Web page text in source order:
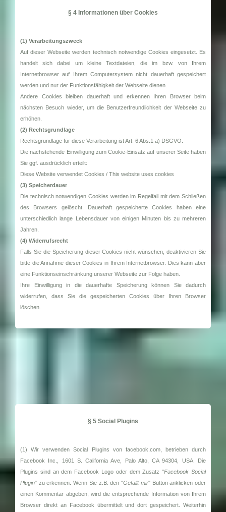
§ 4 Informationen über Cookies
(1) Verarbeitungszweck
Auf dieser Webseite werden technisch notwendige Cookies eingesetzt. Es
handelt sich dabei um kleine Textdateien, die im bzw. von Ihrem
Internetbrowser auf Ihrem Computersystem nicht dauerhaft gespeichert
werden und nur der Funktionsfähigkeit der Webseite dienen.
Andere Cookies bleiben dauerhaft und erkennen Ihren Browser beim
nächsten Besuch wieder, um die Benutzerfreundlichkeit der Webseite zu
erhöhen.
(2) Rechtsgrundlage
Rechtsgrundlage für diese Verarbeitung ist Art. 6 Abs.1 a) DSGVO.
Die nachstehende Einwilligung zum Cookie-Einsatz auf unserer Seite haben
Sie ggf. ausdrücklich erteilt:
Diese Website verwendet Cookies / This website uses cookies
(3) Speicherdauer
Die technisch notwendigen Cookies werden im Regelfall mit dem Schließen
des Browsers gelöscht. Dauerhaft gespeicherte Cookies haben eine
unterschiedlich lange Lebensdauer von einigen Minuten bis zu mehreren
Jahren.
(4) Widerrufsrecht
Falls Sie die Speicherung dieser Cookies nicht wünschen, deaktivieren Sie
bitte die Annahme dieser Cookies in Ihrem Internetbrowser. Dies kann aber
eine Funktionseinschränkung unserer Webseite zur Folge haben.
Ihre Einwilligung in die dauerhafte Speicherung können Sie dadurch
widerrufen, dass Sie die gespeicherten Cookies über Ihren Browser
löschen.
§ 5 Social Plugins
(1) Wir verwenden Social Plugins von facebook.com, betrieben durch
Facebook Inc., 1601 S. California Ave, Palo Alto, CA 94304, USA. Die
Plugins sind an dem Facebook Logo oder dem Zusatz "Facebook Social
Plugin" zu erkennen. Wenn Sie z.B. den "Gefällt mir" Button anklicken oder
einen Kommentar abgeben, wird die entsprechende Information von Ihrem
Browser direkt an Facebook übermittelt und dort gespeichert. Weiterhin